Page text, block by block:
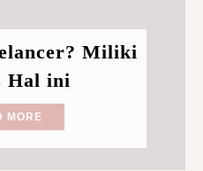
Miliki
Hal ini
MORE